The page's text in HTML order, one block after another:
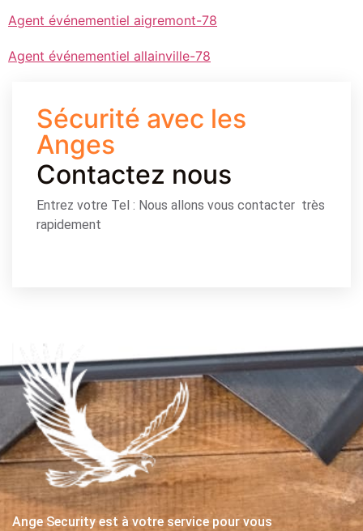
Agent événementiel aigremont-78
Agent événementiel allainville-78
Sécurité avec les
Anges
Contactez nous
Entrez votre Tel : Nous allons vous contacter très
rapidement
Ange Security est à votre service pour vous